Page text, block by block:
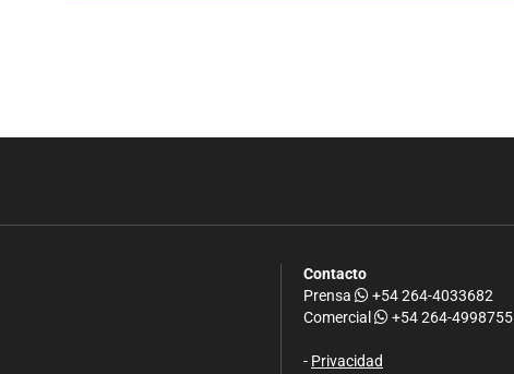
Contacto
Prensa
+54 264-4033682
Comercial
+54 264-4998755
- Privacidad